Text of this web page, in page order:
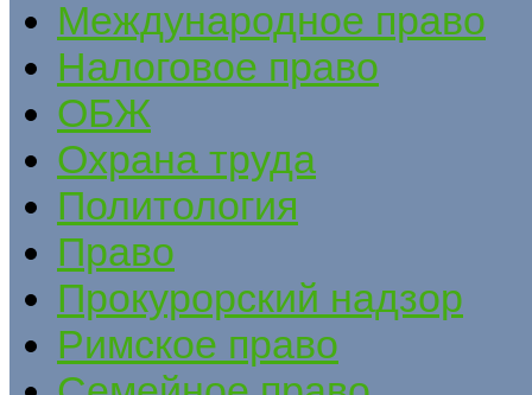
Международное право
Налоговое право
ОБЖ
Охрана труда
Политология
Право
Прокурорский надзор
Римское право